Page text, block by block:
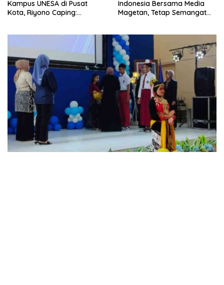
Kampus UNESA di Pusat
Kota, Riyono Caping:
Indonesia Bersama Media
Magetan, Tetap Semangat